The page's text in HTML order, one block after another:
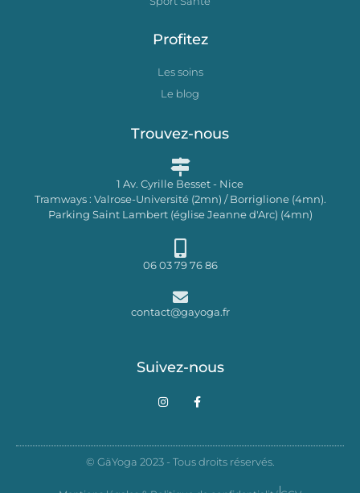
Profitez
Les soins
Le blog
Trouvez-nous
1 Av. Cyrille Besset - Nice
Tramways : Valrose-Université (2mn) / Borriglione (4mn).
Parking Saint Lambert (église Jeanne d'Arc) (4mn)
06 03 79 76 86
contact@gayoga.fr
Suivez-nous
I
n
r
F
a
o
© GäYoga 2023 - Tous droits réservés.